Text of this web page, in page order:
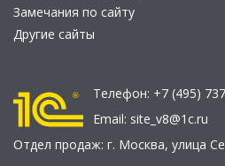
Замечания по сайту
Другие сайты
Телефон: +7 (495)
Email: site_v8@1c.ru
Отдел продаж: г. Москва, улица